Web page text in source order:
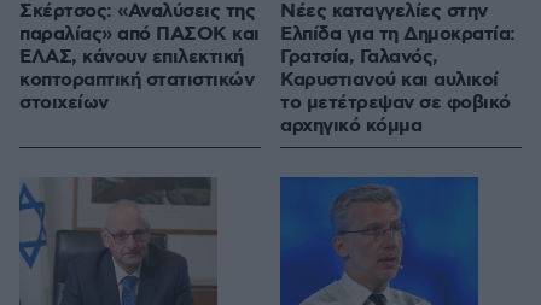
Σκέρτσος: «Αναλύσεις της
παραλίας» από ΠΑΣΟΚ και
ΕΛΑΣ, κάνουν επιλεκτική
κοπτοραπτική στατιστικών
στοιχείων
Νέες καταγγελίες στην
Ελπίδα για τη Δημοκρατία:
Γρατσία, Γαλανός,
Καρυστιανού και αυλικοί
το μετέτρεψαν σε φοβικό
αρχηγικό κόμμα